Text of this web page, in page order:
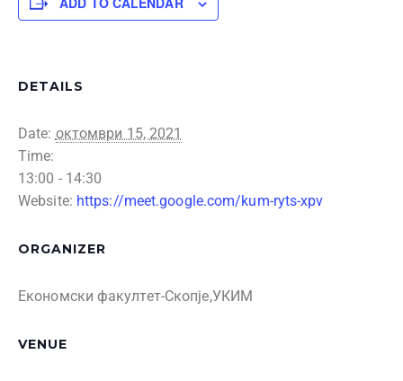
DETAILS
Date: октомври 15, 2021
Time:
13:00 - 14:30
Website: https://meet.google.com/kum-ryts-xpv
ORGANIZER
Економски факултет-Скопје,УКИМ
VENUE